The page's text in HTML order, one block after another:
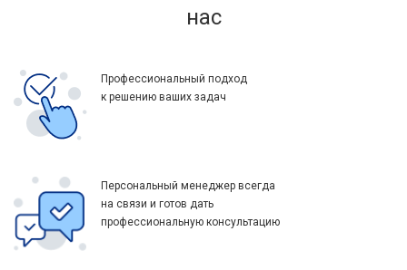
нас
Профессиональный подход
к решению ваших задач
Персональный менеджер всегда
на связи и готов дать
профессиональную консультацию